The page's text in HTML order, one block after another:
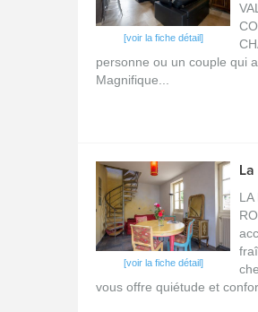
[voir la fiche détail]
personne ou un couple qui
Magnifique...
[voir la fiche détail]
LA
vous offre quiétude et